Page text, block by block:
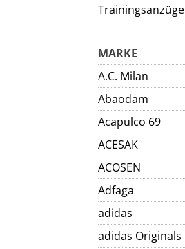
Trainingsanzüge
MARKE
A.C. Milan
Abaodam
Acapulco 69
ACESAK
ACOSEN
Adfaga
adidas
adidas Originals